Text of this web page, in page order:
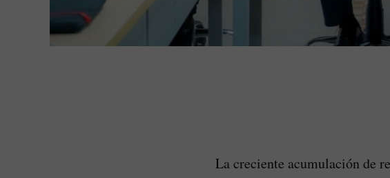
La creciente acumulación de